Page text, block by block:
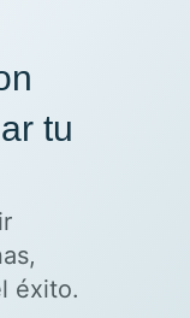
tu
éxito.